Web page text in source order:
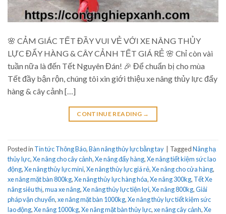
🌸 CẢM GIÁC TẾT ĐẦY VUI VẺ VỚI XE NÂNG THỦY
LỰC ĐẨY HÀNG & CÂY CẢNH TẾT GIÁ RẺ 🌸 Chỉ còn vài
tuần nữa là đến Tết Nguyên Đán! 🎉 Để chuẩn bị cho mùa
Tết đầy bận rộn, chúng tôi xin giới thiệu xe nâng thủy lực đẩy
hàng & cây cảnh […]
CONTINUE READING →
Posted in Tin tức Thông Báo,Bàn nâng thủy lực bằng tay | TaggedNâng hạ
thủy lực,Xe nâng cho cây cảnh,Xe nâng đẩy hàng,Xe nâng tiết kiệm sức lao
động,Xe nâng thủy lực mini,Xe nâng thủy lực giá rẻ,Xe nâng cho cửa hàng,
xe nâng mặt bàn 800kg,Xe nâng thủy lực hàng hóa,Xe nâng 300kg, Tết Xe
nâng siêu thị,mua xe nâng,Xe nâng thủy lực tiện lợi,Xe nâng 800kg,Giải
pháp vận chuyển,xe nâng mặt bàn 1000kg,Xe nâng thủy lực tiết kiệm sức
lao động,Xe nâng 1000kg,Xe nâng mặt bàn thủy lực,xe nâng cây cảnh,Xe